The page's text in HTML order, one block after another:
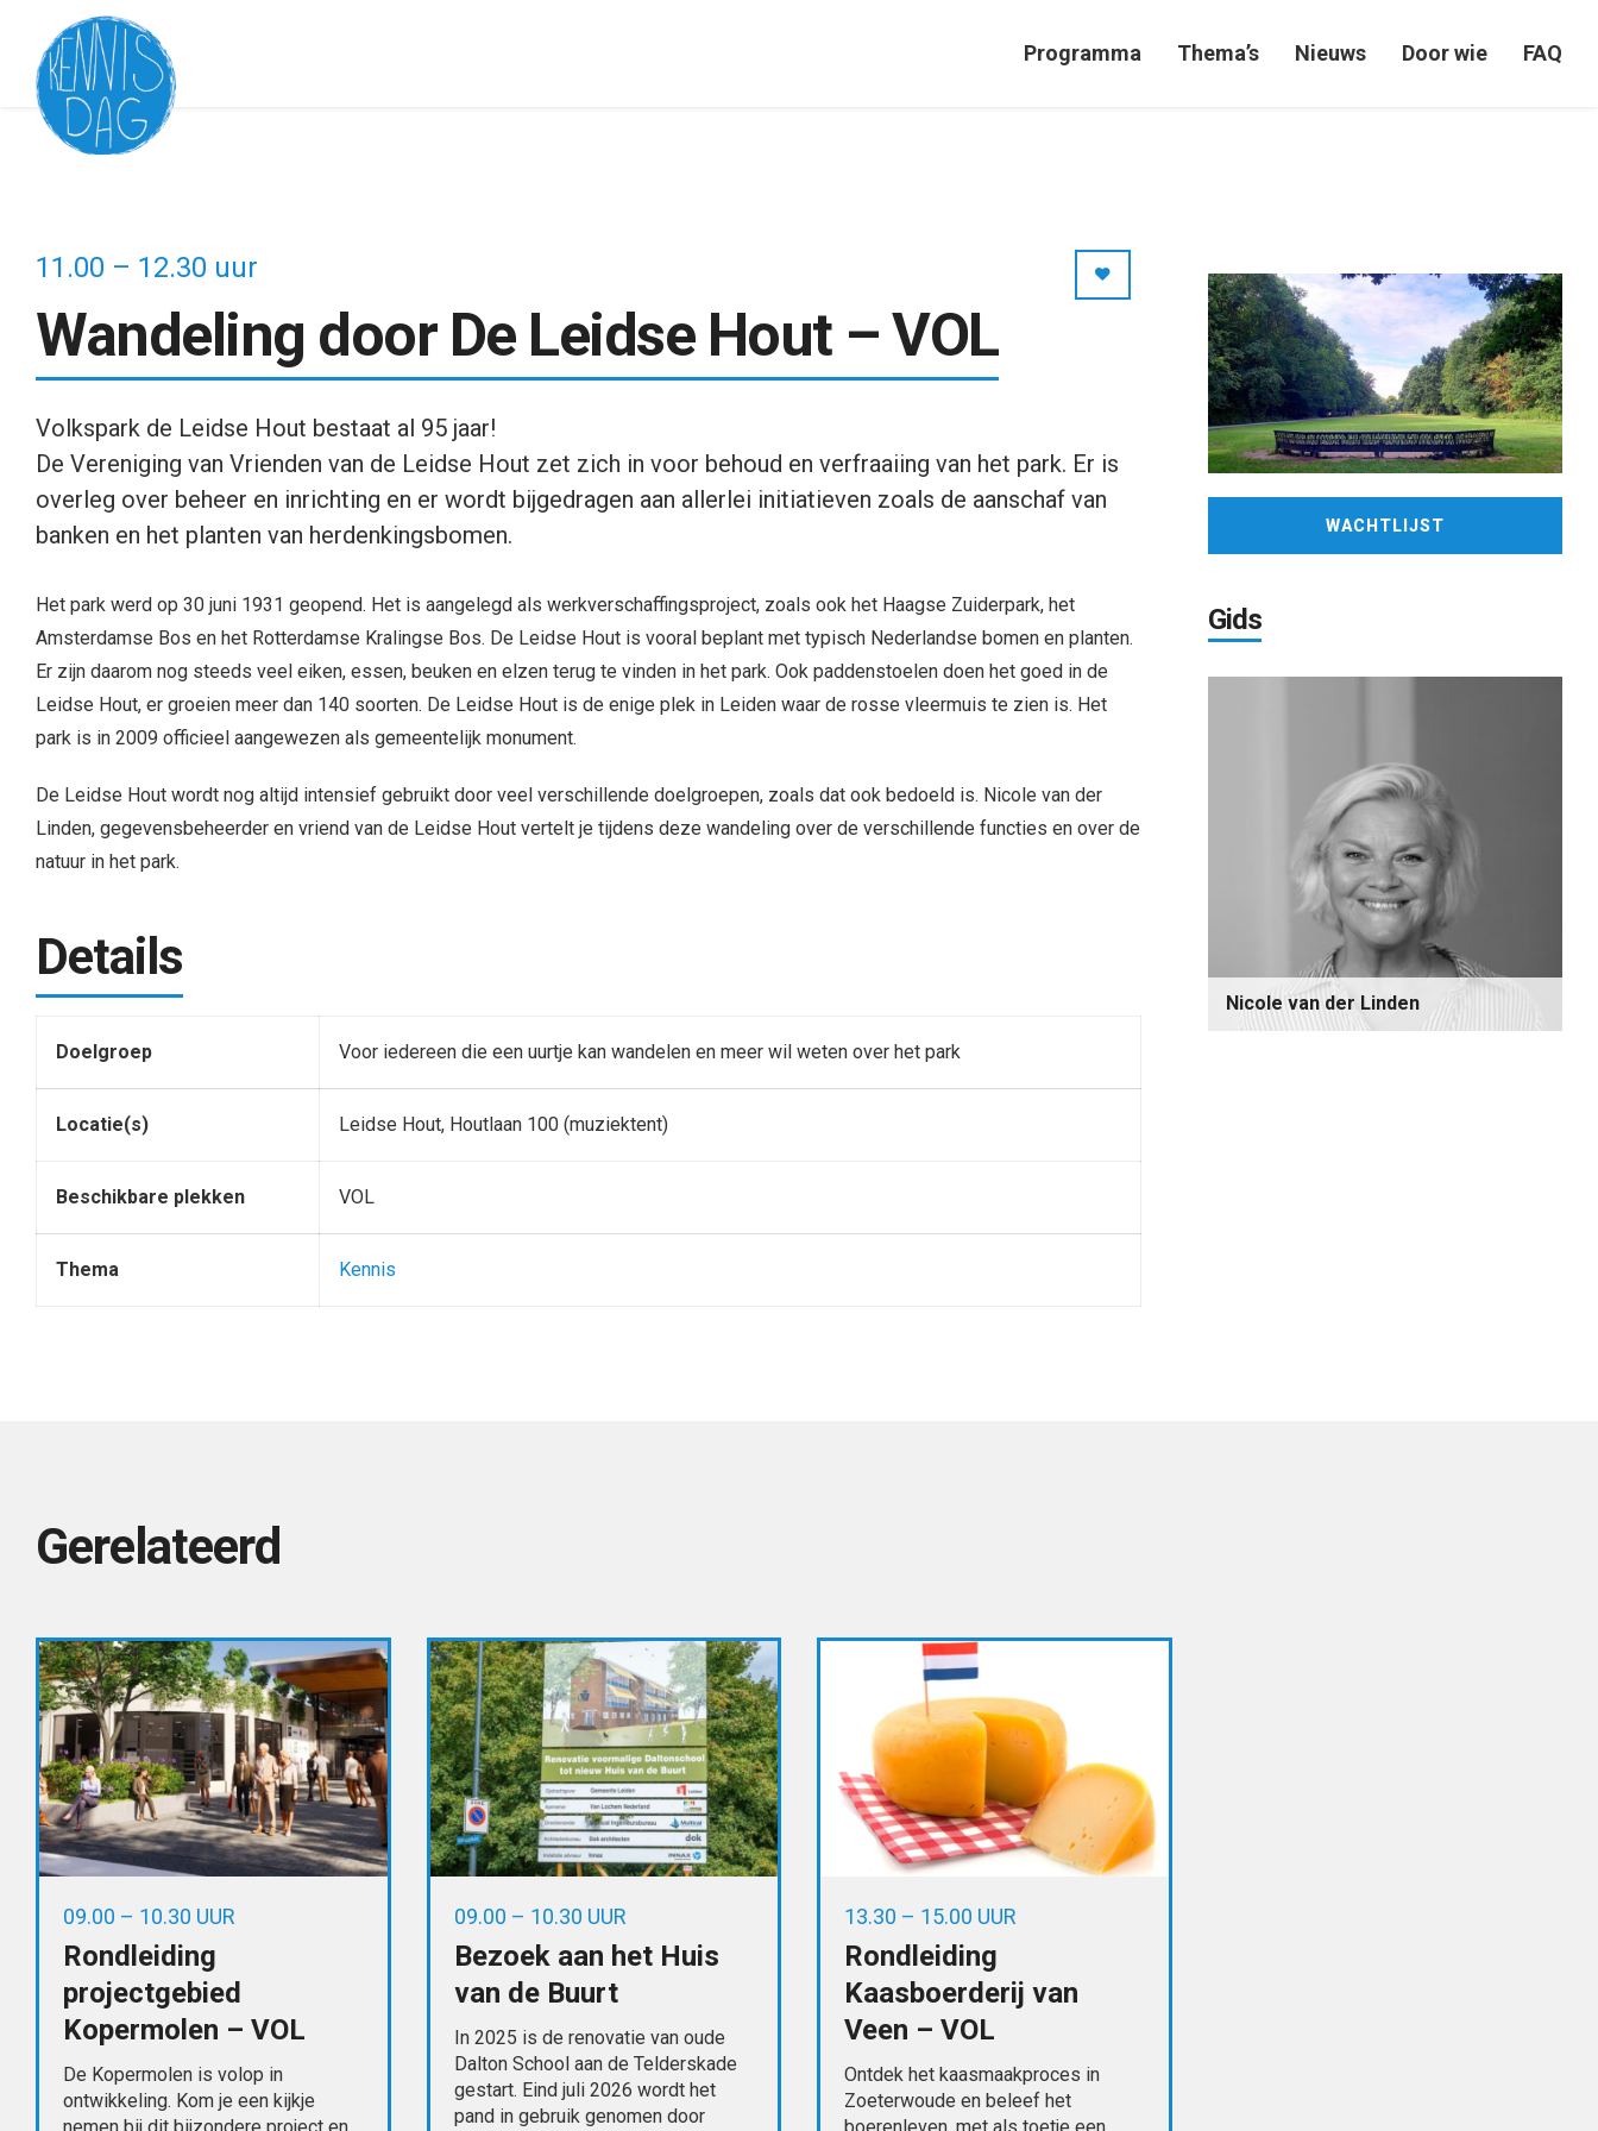
Programma Thema’s Nieuws Door wie FAQ
11.00 – 12.30 uur
Wandeling door De Leidse Hout – VOL
Volkspark de Leidse Hout bestaat al 95 jaar!
De Vereniging van Vrienden van de Leidse Hout zet zich in voor behoud en verfraaiing van het park. Er is
overleg over beheer en inrichting en er wordt bijgedragen aan allerlei initiatieven zoals de aanschaf van
banken en het planten van herdenkingsbomen.
Het park werd op 30 juni 1931 geopend. Het is aangelegd als werkverschaffingsproject, zoals ook het Haagse Zuiderpark, het
Amsterdamse Bos en het Rotterdamse Kralingse Bos. De Leidse Hout is vooral beplant met typisch Nederlandse bomen en planten.
Er zijn daarom nog steeds veel eiken, essen, beuken en elzen terug te vinden in het park. Ook paddenstoelen doen het goed in de
Leidse Hout, er groeien meer dan 140 soorten. De Leidse Hout is de enige plek in Leiden waar de rosse vleermuis te zien is. Het
park is in 2009 officieel aangewezen als gemeentelijk monument.
De Leidse Hout wordt nog altijd intensief gebruikt door veel verschillende doelgroepen, zoals dat ook bedoeld is. Nicole van der
Linden, gegevensbeheerder en vriend van de Leidse Hout vertelt je tijdens deze wandeling over de verschillende functies en over de
natuur in het park.
Details
Doelgroep Voor iedereen die een uurtje kan wandelen en meer wil weten over het park
Locatie(s) Leidse Hout, Houtlaan 100 (muziektent)
Beschikbare plekken VOL
Thema Kennis
WACHTLIJST
Gids
Nicole van der Linden
Gerelateerd
09.00 – 10.30 UUR
Rondleiding
projectgebied
Kopermolen – VOL
De Kopermolen is volop in
ontwikkeling. Kom je een kijkje
09.00 – 10.30 UUR
Bezoek aan het Huis
van de Buurt
In 2025 is de renovatie van oude
Dalton School aan de Telderskade
gestart. Eind juli 2026 wordt het
pand in gebruik genomen door
13.30 – 15.00 UUR
Rondleiding
Kaasboerderij van
Veen – VOL
Ontdek het kaasmaakproces in
Zoeterwoude en beleef het